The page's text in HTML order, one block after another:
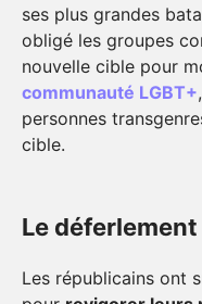
ses plus grandes
obligé les groupes
nouvelle cible pour
communauté LGBT+
personnes
cible.
Le
Les républicains ont